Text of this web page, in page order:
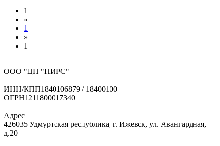
1
«
1
»
1
ООО "ЦП "ПИРС"
ИНН/КПП1840106879 / 18400100
ОГРН1211800017340
Адрес
426035 Удмуртская республика, г. Ижевск, ул. Авангардная,
д.20